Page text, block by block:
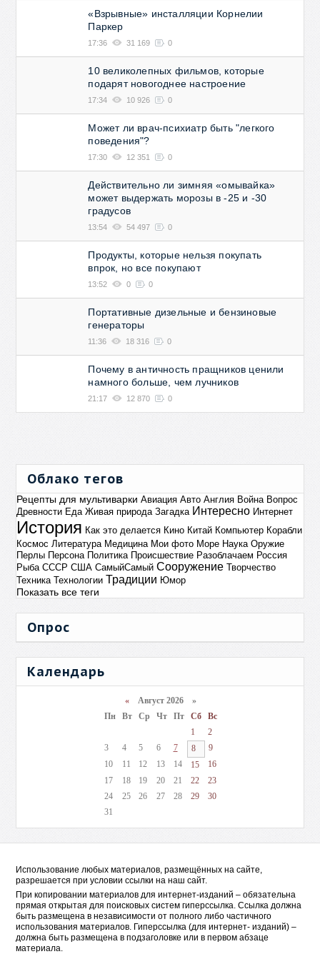
«Взрывные» инсталляции Корнелии
Паркер
17:36 31 169 0
10 великолепных фильмов, которые
подарят новогоднее настроение
17:34 10 926 0
Может ли врач-психиатр быть "легкого
поведения"?
17:30 12 351 0
Действительно ли зимняя «омывайка»
может выдержать морозы в -25 и -30
градусов
13:54 54 497 0
Продукты, которые нельзя покупать
впрок, но все покупают
13:52 0 0
Портативные дизельные и бензиновые
генераторы
11:36 18 316 0
Почему в античность пращников ценили
намного больше, чем лучников
21:17 12 870 0
Облако тегов
Рецепты для мультиварки Авиация Авто Англия Война Вопрос
Древности Еда Живая природа Загадка Интересно Интернет
История Как это делается Кино Китай Компьютер Корабли
Космос Литература Медицина Мои фото Море Наука Оружие
Перлы Персона Политика Происшествие Разоблачаем Россия
Рыба СССР США СамыйСамый Сооружение Творчество
Техника Технологии Традиции Юмор
Показать все теги
Опрос
Календарь
«Август 2026 »
Пн
Вт Ср Чт Пт Сб
Вс
1
2
3
4 5 6 7 8
9
10
11 12 13 14 15
16
17
18 19 20 21 22
23
24
25 26 27 28 29
30
31
Использование любых материалов, размещённых на сайте,
разрешается при условии ссылки на наш сайт.
При копировании материалов для интернет-изданий – обязательна
прямая открытая для поисковых систем гиперссылка. Ссылка должна
быть размещена в независимости от полного либо частичного
использования материалов. Гиперссылка (для интернет- изданий) –
должна быть размещена в подзаголовке или в первом абзаце
материала.